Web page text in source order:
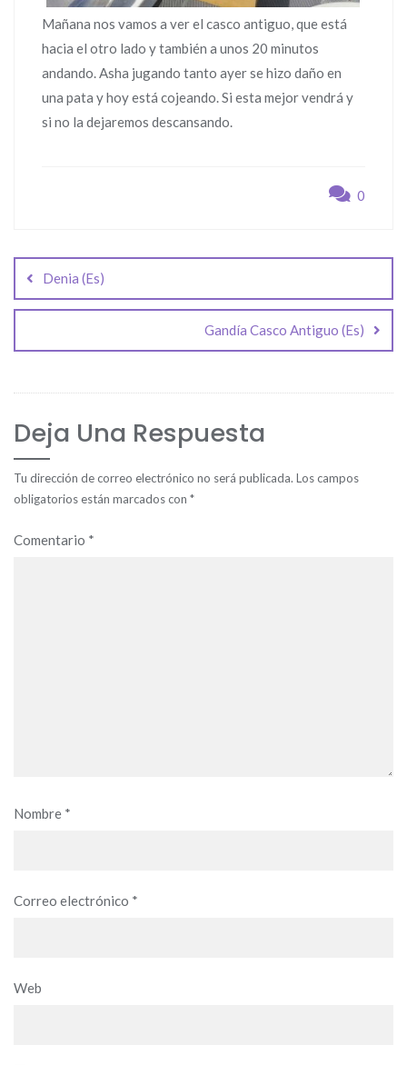
Mañana nos vamos a ver el casco antiguo, que está
hacia el otro lado y también a unos 20 minutos
andando. Asha jugando tanto ayer se hizo daño en
una pata y hoy está cojeando. Si esta mejor vendrá y
si no la dejaremos descansando.
0
de
entradas
Denia (Es)
Gandía Casco Antiguo (Es)
Deja Una Respuesta
Tu dirección de correo electrónico no será publicada. Los campos
obligatorios están marcados con *
Comentario *
Nombre *
Correo electrónico *
Web